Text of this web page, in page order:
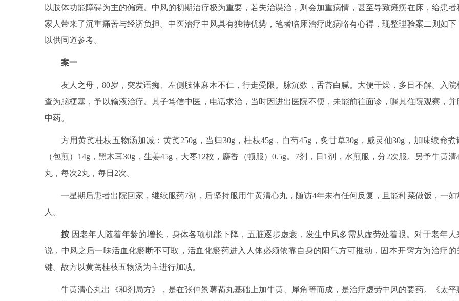
以肢体功能障碍为主的偏瘫。中风的初期治疗极为重要，若失治误治，则会加重病情，甚至导致瘫痪在床，给患者
家人带来了沉重痛苦与经济负担。中医治疗中风具有独特优势，笔者临床治疗此病略有心得，现整理验案二则如下
以供同道参考。
案一
友人之母，80岁，突发语痴、左侧肢体麻木不仁，行走受限。脉沉数，舌苔白腻。大便干燥，多日不解。入院
查为脑梗塞，予以输液治疗。其子笃信中医，电话求治，当时因进出医院不便，未能前往面诊，嘱其住院观察，并
中药。
方用黄芪桂枝五物汤加减：黄芪250g，当归30g，桂枝45g，白芍45g，炙甘草30g，威灵仙30g，加味续命煮
（包煎）14g，黑木耳30g，生姜45g，大枣12枚，麝香（顿服）0.5g。7剂，日1剂，水煎服，分2次服。另予牛黄清
丸，每次2丸，每日2次。
一星期后患者出院回家，继续服药7剂，后坚持服用牛黄清心丸，随访4年未有任何反复，且能种菜做饭，一如
人。
按 因老年人随着年龄的增长，身体各项机能下降，五脏逐步虚衰，发生中风多需从虚劳处着眼。对于老年人
说，中风之后一味活血化瘀断不可取，活血化瘀药进入人体必须依靠自身的阳气方可推动，固本开窍方为治疗的
键。故方以黄芪桂枝五物汤为主进行加减。
牛黄清心丸出《和剂局方》，是在张仲景薯蓣丸基础上加牛黄、犀角等而成，是治疗虚劳中风的要药。《太平